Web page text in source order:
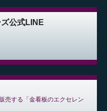
公式LINE
売する「金看板のエクセレン